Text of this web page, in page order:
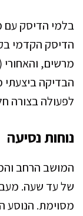
לפעולה בצורה
נוחות נסיעה
המושב הרחב
של עד שעה.
מסוימת. הנוסע